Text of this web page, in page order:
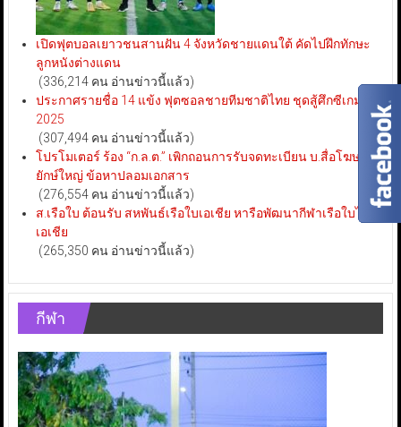
เปิดฟุตบอลเยาวชนสานฝัน 4 จังหวัดชายแดนใต้ คัดไปฝึกทักษะ
ลูกหนังต่างแดน
(336,214 คน อ่านข่าวนี้แล้ว)
ประกาศรายชื่อ 14 แข้ง ฟุตซอลชายทีมชาติไทย ชุดสู้ศึกซีเกมส์
2025
(307,494 คน อ่านข่าวนี้แล้ว)
โปรโมเตอร์ ร้อง “ก.ล.ต.” เพิกถอนการรับจดทะเบียน บ.สื่อโฆษณา
ยักษ์ใหญ่ ข้อหาปลอมเอกสาร
(276,554 คน อ่านข่าวนี้แล้ว)
ส.เรือใบ ต้อนรับ สหพันธ์เรือใบเอเชีย หารือพัฒนากีฬาเรือใบไทย-
เอเชีย
(265,350 คน อ่านข่าวนี้แล้ว)
กีฬา